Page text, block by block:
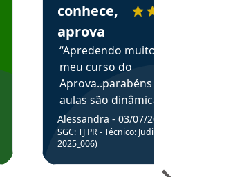
conhece,
aprova
“Apredendo muito no
meu curso do
Aprova..parabéns pelas
aulas são dinâmicas e
me ajudam a entender
melhor os assuntos.”
Alessandra - 03/07/2025
SGC: TJ PR - Técnico: Judiciário (Edital
2025_006)